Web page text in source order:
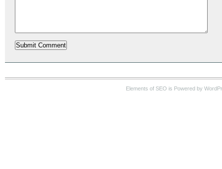
Elements of SEO is Powered by